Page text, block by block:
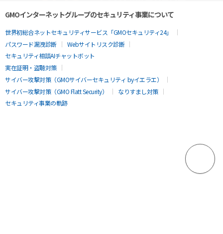
GMOインターネットグループのセキュリティ事業について
世界初総合ネットセキュリティサービス「GMOセキュリティ24」
パスワード漏洩診断
Webサイトリスク診断
セキュリティ相談AIチャットボット
実在証明・盗聴対策
サイバー攻撃対策（GMOサイバーセキュリティ byイエラエ）
サイバー攻撃対策（GMO Flatt Security）
なりすまし対策
セキュリティ事業の軌跡